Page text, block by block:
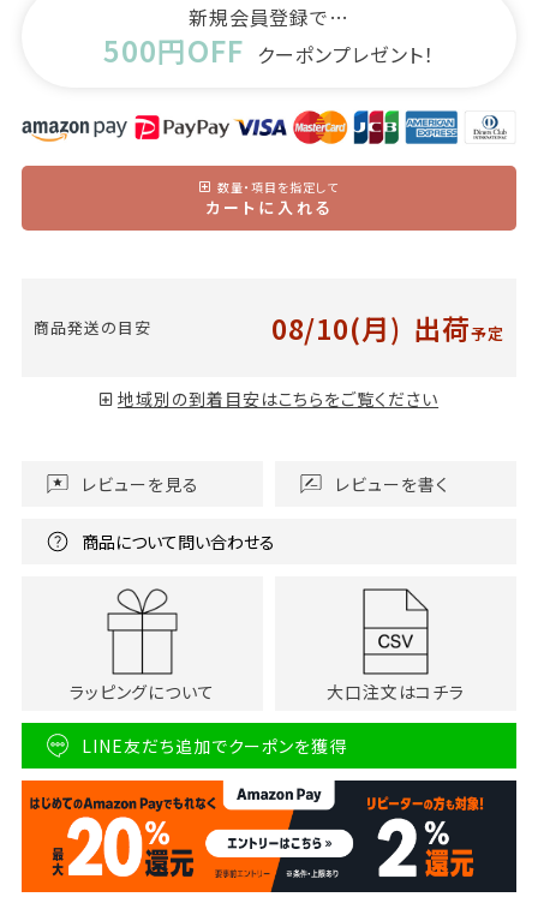
新規会員登録で…
500円OFF クーポンプレゼント！
数量・項目を指定して
カートに入れる
商品発送の目安 08/10(月) 出荷予定
地域別の到着目安はこちらをご覧ください
レビューを見る レビューを書く
商品について問い合わせる
ラッピングについて 大口注文はコチラ
LINE友だち追加でクーポンを獲得